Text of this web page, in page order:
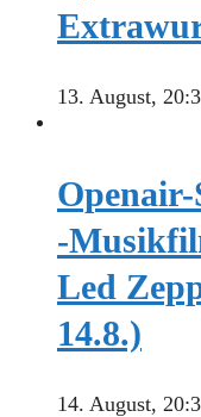
13. August,
-
Led
14.8.)
14. August,